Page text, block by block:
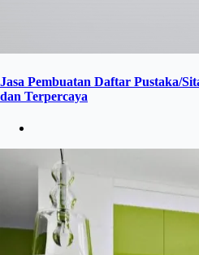
Jasa Pembuatan Daftar Pustaka/
dan Terpercaya